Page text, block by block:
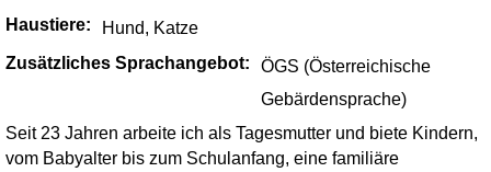
Haustiere:
Hund, Katze
Zusätzliches Sprachangebot:
ÖGS (Österreichische
Gebärdensprache)
Seit 23 Jahren arbeite ich als Tagesmutter und biete Kindern,
vom Babyalter bis zum Schulanfang, eine familiäre